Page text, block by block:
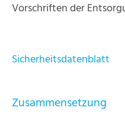
Vorschriften der
Sicherheitsdatenblatt
Zusammensetzung